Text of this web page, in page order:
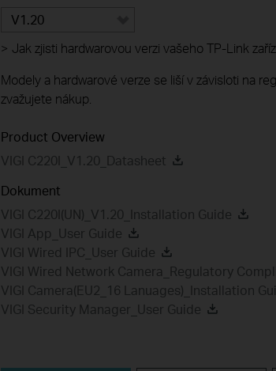
V1.20
> Jak zjisti hardwarovou verzi vašeho TP-Link
Modely a hardwarové verze se liší v závisloti na
zvažujete nákup.
Product Overview
VIGI C220I_V1.20_Datasheet
Dokument
VIGI C220I(UN)_V1.20_Installation Guide
VIGI App_User Guide
VIGI Wired IPC_User Guide
VIGI Wired Network Camera_Regulatory
VIGI Camera(EU2_16 Lanuages)_Installation
VIGI Security Manager_User Guide